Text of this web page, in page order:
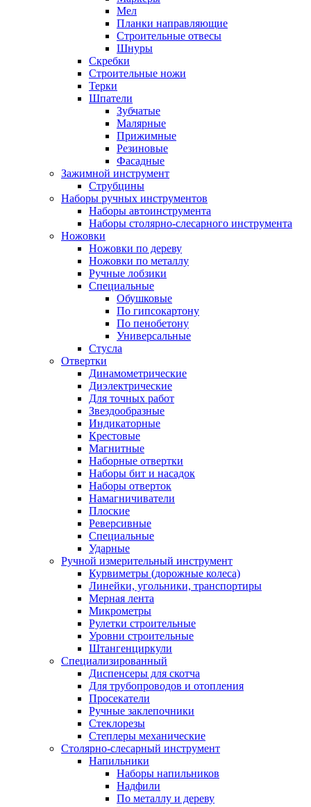
Мел
Планки направляющие
Строительные отвесы
Шнуры
Скребки
Строительные ножи
Терки
Шпатели
Зубчатые
Малярные
Прижимные
Резиновые
Фасадные
Зажимной инструмент
Струбцины
Наборы ручных инструментов
Наборы автоинструмента
Наборы столярно-слесарного инструмента
Ножовки
Ножовки по дереву
Ножовки по металлу
Ручные лобзики
Специальные
Обушковые
По гипсокартону
По пенобетону
Универсальные
Стусла
Отвертки
Динамометрические
Диэлектрические
Для точных работ
Звездообразные
Индикаторные
Крестовые
Магнитные
Наборные отвертки
Наборы бит и насадок
Наборы отверток
Намагничиватели
Плоские
Реверсивные
Специальные
Ударные
Ручной измерительный инструмент
Курвиметры (дорожные колеса)
Линейки, угольники, транспортиры
Мерная лента
Микрометры
Рулетки строительные
Уровни строительные
Штангенциркули
Специализированный
Диспенсеры для скотча
Для трубопроводов и отопления
Просекатели
Ручные заклепочники
Стеклорезы
Степлеры механические
Столярно-слесарный инструмент
Напильники
Наборы напильников
Надфили
По металлу и дереву